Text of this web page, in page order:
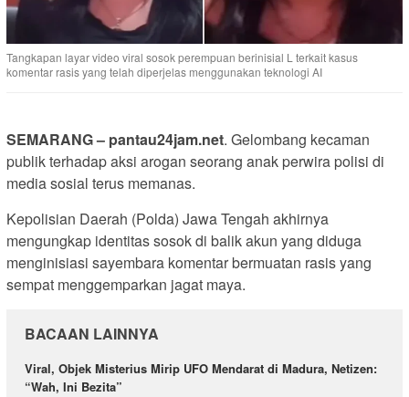
Tangkapan layar video viral sosok perempuan berinisial L terkait kasus
komentar rasis yang telah diperjelas menggunakan teknologi AI
SEMARANG – pantau24jam.net. Gelombang kecaman
publik terhadap aksi arogan seorang anak perwira polisi di
media sosial terus memanas.
Kepolisian Daerah (Polda) Jawa Tengah akhirnya
mengungkap identitas sosok di balik akun yang diduga
menginisiasi sayembara komentar bermuatan rasis yang
sempat menggemparkan jagat maya.
BACAAN LAINNYA
Viral, Objek Misterius Mirip UFO Mendarat di Madura, Netizen:
“Wah, Ini Bezita”